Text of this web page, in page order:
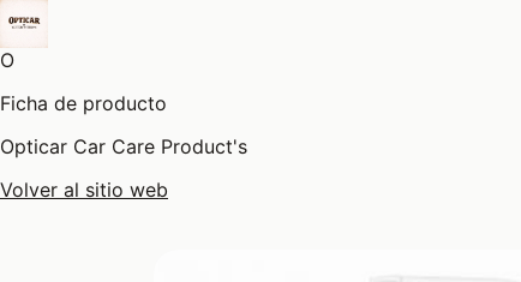
O
Ficha de producto
Opticar Car Care Product's
Volver al sitio web